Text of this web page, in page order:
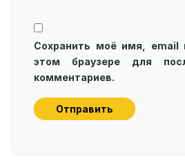
Сохранить моё имя, email
этом браузере для
комментариев.